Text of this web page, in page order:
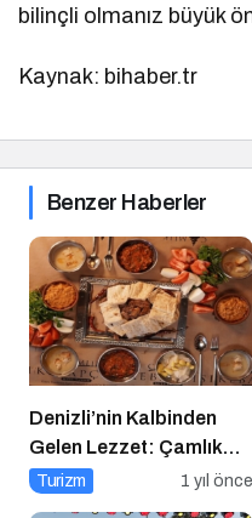
bilinçli olmanız büyük
Kaynak: bihaber.tr
Benzer Haberler
Denizli’nin Kalbinden
Gelen Lezzet: Çamlık
Denizli Kebapçısı
Turizm 1 yıl önce